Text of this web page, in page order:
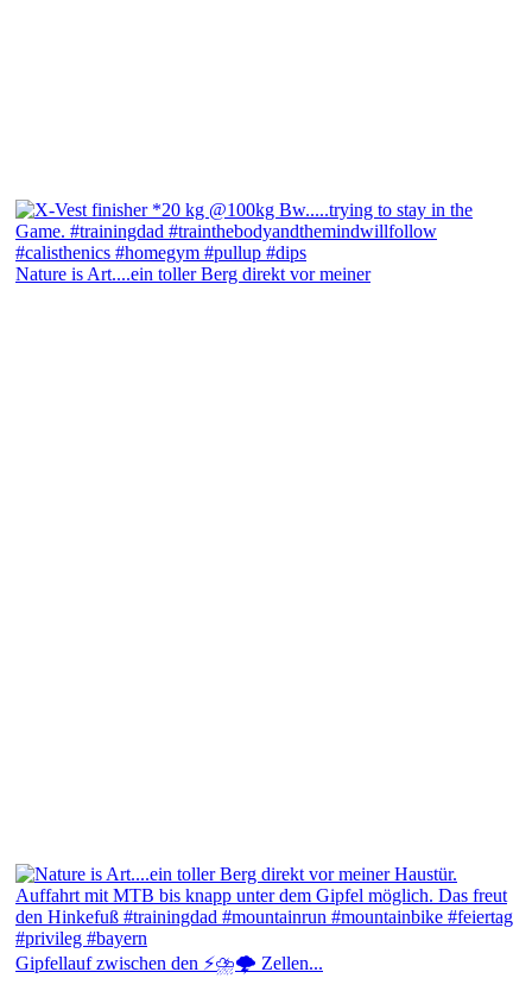
Nature is Art....ein toller Berg direkt vor meiner
Gipfellauf zwischen den ⚡⛈️🌩️ Zellen...